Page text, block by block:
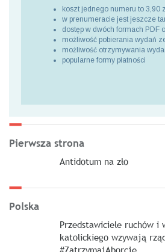
koszt jednego numeru to 3,90
w prenumeracie jest jeszcze
dostęp w dwóch formach PDF
możliwość pobierania wydań
możliwość otrzymywania
popularne formy płatności
Pierwsza strona
Antidotum na zło
Polska
Przedstawiciele ruchów i
katolickiego wzywają
#ZatrzymajAborcję